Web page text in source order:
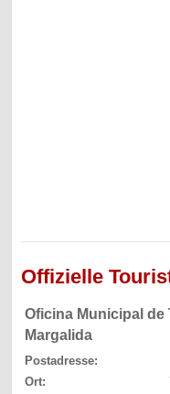
Offizielle
Oficina Municipal de
Margalida
Postadresse:
Ort: